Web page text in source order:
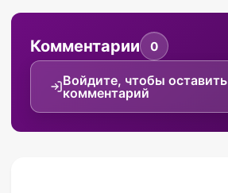
Комментарии 0
Войдите, чтобы оставить
комментарий